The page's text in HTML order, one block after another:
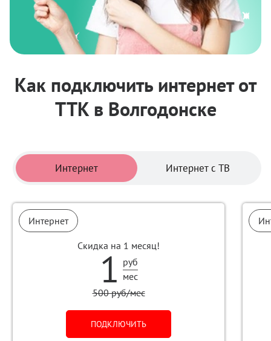
Как подключить интернет от
ТТК в Волгодонске
Интернет Интернет с ТВ
Тарифы
Интернет
Скидка на 1 месяц!
1 руб
мес
500 руб/мес
ПОДКЛЮЧИТЬ